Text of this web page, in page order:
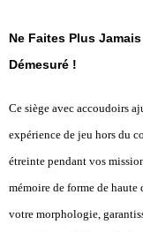
Ne Faites Plus
Démesuré !
Ce siège avec accoudoirs
expérience de jeu hors du
étreinte pendant vos
mémoire de forme de haute
votre morphologie,